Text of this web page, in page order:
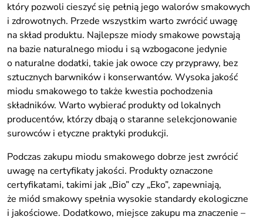
który pozwoli cieszyć się pełnią jego walorów smakowych
i zdrowotnych. Przede wszystkim warto zwrócić uwagę
na skład produktu. Najlepsze miody smakowe powstają
na bazie naturalnego miodu i są wzbogacone jedynie
o naturalne dodatki, takie jak owoce czy przyprawy, bez
sztucznych barwników i konserwantów. Wysoka jakość
miodu smakowego to także kwestia pochodzenia
składników. Warto wybierać produkty od lokalnych
producentów, którzy dbają o staranne selekcjonowanie
surowców i etyczne praktyki produkcji.
Podczas zakupu miodu smakowego dobrze jest zwrócić
uwagę na certyfikaty jakości. Produkty oznaczone
certyfikatami, takimi jak „Bio” czy „Eko”, zapewniają,
że miód smakowy spełnia wysokie standardy ekologiczne
i jakościowe. Dodatkowo, miejsce zakupu ma znaczenie –